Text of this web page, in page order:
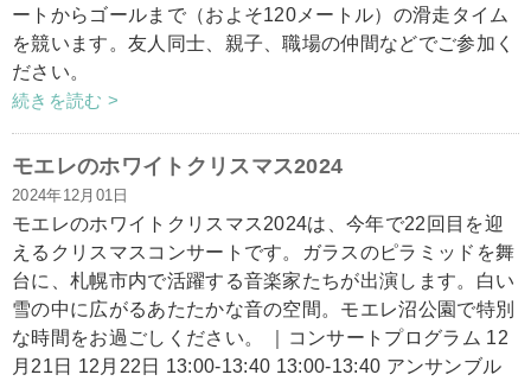
ートからゴールまで（およそ120メートル）の滑走タイム
を競います。友人同士、親子、職場の仲間などでご参加く
ださい。
続きを読む >
モエレのホワイトクリスマス2024
2024年12月01日
モエレのホワイトクリスマス2024は、今年で22回目を迎
えるクリスマスコンサートです。ガラスのピラミッドを舞
台に、札幌市内で活躍する音楽家たちが出演します。白い
雪の中に広がるあたたかな音の空間。モエレ沼公園で特別
な時間をお過ごしください。 ｜コンサートプログラム 12
月21日 12月22日 13:00-13:40 13:00-13:40 アンサンブル